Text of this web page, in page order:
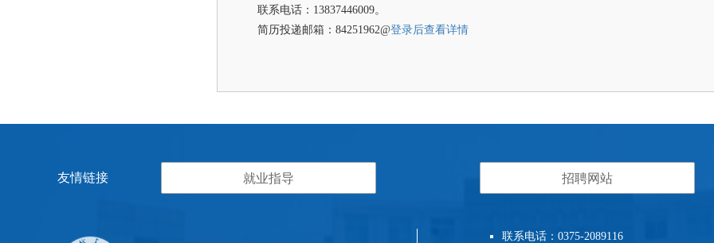
联系电话：13837446009。
简历投递邮箱：84251962@登录后查看详情
友情链接 就业指导 招聘网站
联系电话：0375-2089116